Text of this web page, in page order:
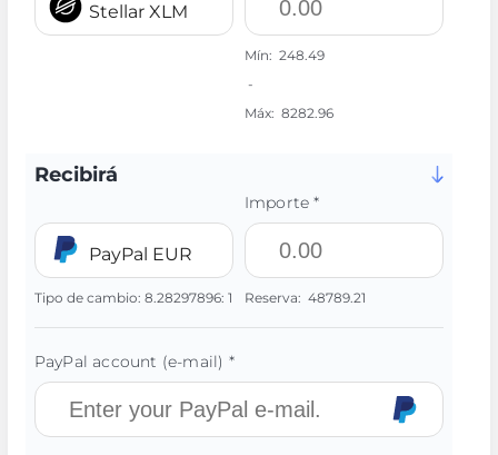
Stellar XLM
Mín: 248.49
-
Máx: 8282.96
Recibirá
PayPal EUR
Tipo de cambio: 8.28297896: 1
Importe *
Reserva: 48789.21
PayPal account (e-mail) *